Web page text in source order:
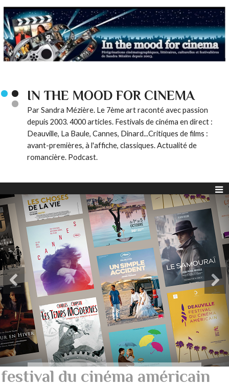
IN THE MOOD FOR CINEMA
Par Sandra Mézière. Le 7ème art raconté avec passion
depuis 2003. 4000 articles. Festivals de cinéma en direct :
Deauville, La Baule, Cannes, Dinard...Critiques de films :
avant-premières, à l'affiche, classiques. Actualité de
romancière. Podcast.
festival du cinéma américain